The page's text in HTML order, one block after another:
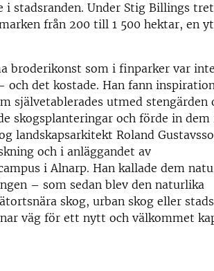
i stadsranden. Under Stig Billings
från 200 till 1 500 hektar, en
broderikonst som i finparker var
och det kostade. Han fann
självetablerades utmed stengärden
skogsplanteringar och förde in dem
landskapsarkitekt Roland
och i anläggandet av
i Alnarp. Han kallade dem
– som sedan blev den naturlika
skog, urban skog eller
väg för ett nytt och välkommet